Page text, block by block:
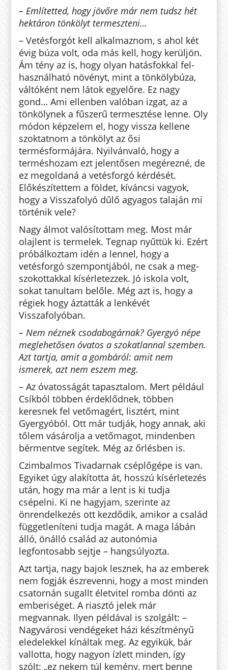
– Említetted, hogy jövőre már nem tudsz hét
hektáron tönkölyt ter­mesz­­teni…
– Vetésforgót kell alkalmaznom, s ahol két
évig búza volt, oda más kell, hogy kerüljön.
Ám tény az is, hogy olyan hatásfokkal fel­
használható növényt, mint a tön­köly­búza,
vál­tóként nem látok egye­lőre. Ez nagy
gond… Ami ellenben va­lóban izgat, az a
tönkölynek a fű­szerű termesz­tése lenne. Oly
módon képzelem el, hogy vissza kellene
szok­tatnom a tön­kölyt az ősi
termésformájára. Nyil­­­vánvaló, hogy a
termés­ho­zam ezt jelentősen megérezné, de
ez megoldaná a vetésforgó kérdését.
Előkészítettem a földet, kíváncsi va­gyok,
hogy a Visszafolyó dűlő agya­gos talaján mi
történik vele?
Nagy álmot valósítottam meg. Most már
olajlent is termelek. Teg­nap nyűttük ki. Ezért
próbálkoztam idén a lennel, hogy a
vetésforgó szem­pontjából, ne csak a meg­
szokottakkal kísérletezzek. Jó iskola volt,
sokat tanultam belőle. Még azt is, hogy a
régiek hogy áztatták a lenkévét
Visszafolyóban.
– Nem néznek csodabogárnak? Gyergyó népe
meglehetősen óvatos a szokatlannal szemben.
Azt tartja, amit a gombáról: amit nem
ismerek, azt nem eszem meg.
– Az óvatosságát tapasztalom. Mert például
Csíkból többen érdeklődnek, többen
keresnek fel vető­mag­ért, lisztért, mint
Gyergyóból. Ott már tudják, hogy annak, aki
tő­lem vásárolja a vetőmagot, mindenben
bérmentve segítek. Még az őr­lés­ben is.
Czimbalmos Tivadarnak csép­lő­gé­pe is van.
Egyiket úgy alakította át, hosszú kísérletezés
után, hogy ma már a lent is ki tudja
csépelni. Ki ne hagy­jam, szerinte az
önrendelkezés ott kezdődik, amikor a család
füg­get­leníteni tudja magát. A maga lá­bán
álló, önálló család az au­tonómia
legfontosabb sejtje – hang­súlyozta.
Azt tartja, nagy bajok lesznek, ha az emberek
nem fogják észrevenni, hogy a most minden
csatornán su­gallt életvitel romba dönti az
em­beriséget. A riasztó jelek már
megvannak. Ilyen példával is szolgált: –
Nagyvárosi vendégeket házi készítményű
eledelekkel kínáltak meg. Az egyikük, bár
vallotta, hogy nagyon ízlett minden, így
szólt: „ez nekem túl kemény, mert benne